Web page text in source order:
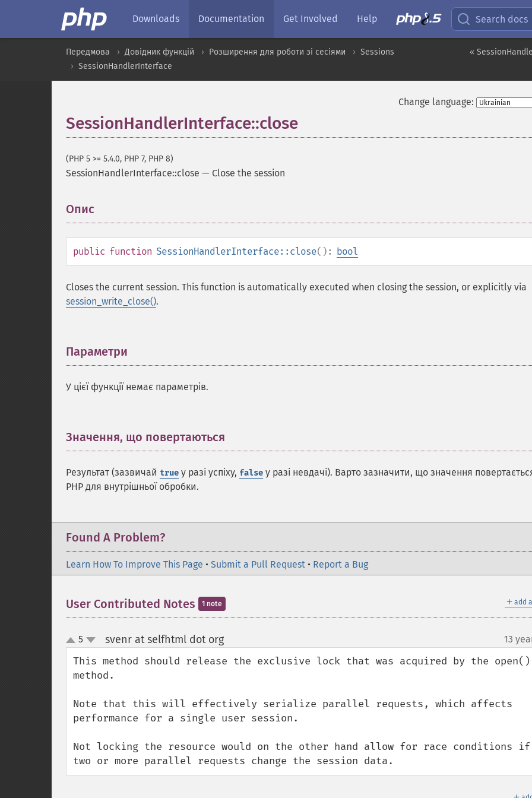
Downloads Documentation Get Involved Help Search docs
«
Передмова Довідник функцій Розширення для роботи зі сесіями
Sessions
SessionHandlerInterface
Change language:
SessionHandlerInterface::close
(PHP 5 >= 5.4.0, PHP 7, PHP 8)
SessionHandlerInterface::close — Close the session
Опис
public function SessionHandlerInterface::close(): bool
Closes the current session. This function is automatically executed when closing the session, or explicitly via
session_write_close().
Параметри
У цієї функції немає параметрів.
Значення, що повертаються
Результат (зазвичай true у разі успіху, false у разі невдачі). Варто зазначити, що значення
PHP для внутрішньої обробки.
Found A Problem?
Learn How To Improve This Page • Submit a Pull Request • Report a Bug
＋ add
User Contributed Notes 1 note
up
down
5 svenr at selfhtml dot org¶ 13
This method should release the exclusive lock that was acquired by the open()
method.
Note that this will effectively serialize parallel requests, which affects
performance for a single user session.
Not locking the resource would on the other hand allow for race conditions if
two or more parallel requests change the session data.